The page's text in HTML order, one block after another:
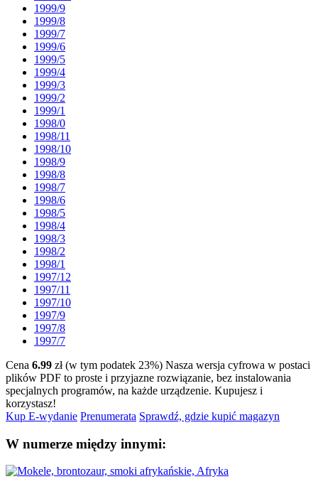
1999/9
1999/8
1999/7
1999/6
1999/5
1999/4
1999/3
1999/2
1999/1
1998/0
1998/11
1998/10
1998/9
1998/8
1998/7
1998/6
1998/5
1998/4
1998/3
1998/2
1998/1
1997/12
1997/11
1997/10
1997/9
1997/8
1997/7
Cena 6.99 zł (w tym podatek 23%) Nasza wersja cyfrowa w postaci
plików PDF to proste i przyjazne rozwiązanie, bez instalowania
specjalnych programów, na każde urządzenie. Kupujesz i
korzystasz!
Kup E-wydanie Prenumerata Sprawdź, gdzie kupić magazyn
W numerze między innymi: